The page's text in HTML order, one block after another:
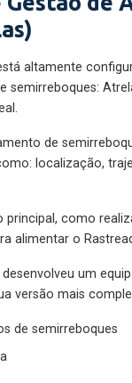
altamente
semirreboques:
de
localização,
como
alimentar o
um
versão mais
de semirreboques